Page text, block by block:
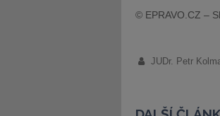
© EPRAVO.CZ –
JUDr. Petr